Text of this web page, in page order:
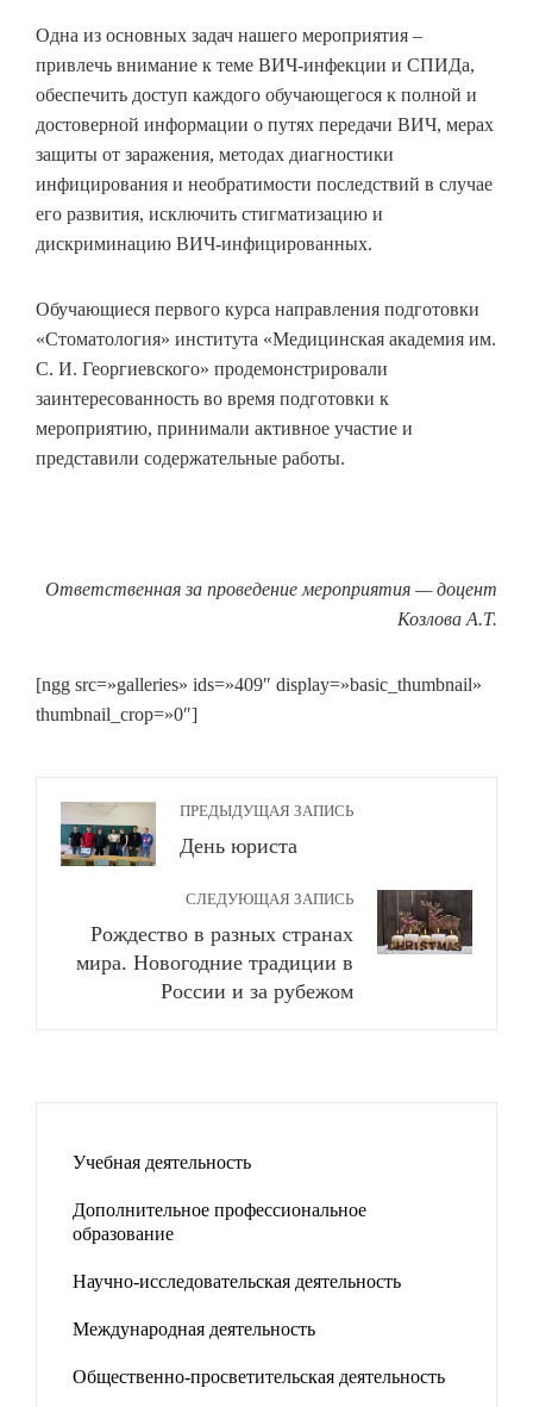
Одна из основных задач нашего мероприятия –
привлечь внимание к теме ВИЧ-инфекции и СПИДа,
обеспечить доступ каждого обучающегося к полной и
достоверной информации о путях передачи ВИЧ, мерах
защиты от заражения, методах диагностики
инфицирования и необратимости последствий в случае
его развития, исключить стигматизацию и
дискриминацию ВИЧ-инфицированных.
Обучающиеся первого курса направления подготовки
«Стоматология» института «Медицинская академия им.
С. И. Георгиевского» продемонстрировали
заинтересованность во время подготовки к
мероприятию, принимали активное участие и
представили содержательные работы.
Ответственная за проведение мероприятия —доцент
Козлова А.Т.
[ngg src=»galleries» ids=»409″ display=»basic_thumbnail»
thumbnail_crop=»0″]
ПРЕДЫДУЩАЯ ЗАПИСЬ
День юриста
СЛЕДУЮЩАЯ ЗАПИСЬ
Рождество в разных странах
мира. Новогодние традиции в
России и за рубежом
Учебная деятельность
Дополнительное профессиональное
образование
Научно-исследовательская деятельность
Международная деятельность
Общественно-просветительская деятельность